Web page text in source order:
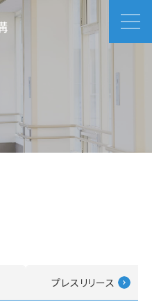
プレスリリース